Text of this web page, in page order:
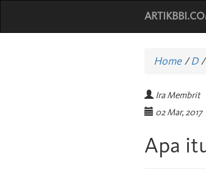
Home/D /
Ira Membrit
02 Mar, 2017
Apa